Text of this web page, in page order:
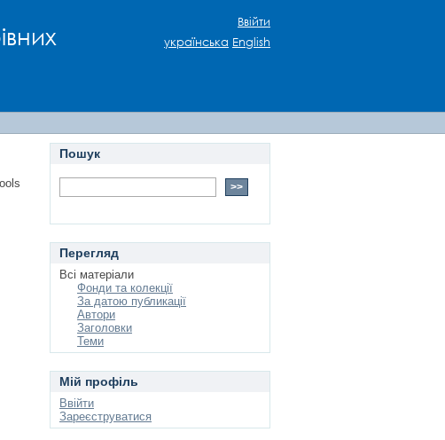
Ввійти
українська English
Пошук
Перегляд
Всі матеріали
Фонди та колекції
За датою публикації
Автори
Заголовки
Теми
Мій профіль
Ввійти
Зареєструватися